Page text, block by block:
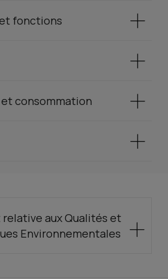
fonctions
consommation
aux Qualités et
Environnementales